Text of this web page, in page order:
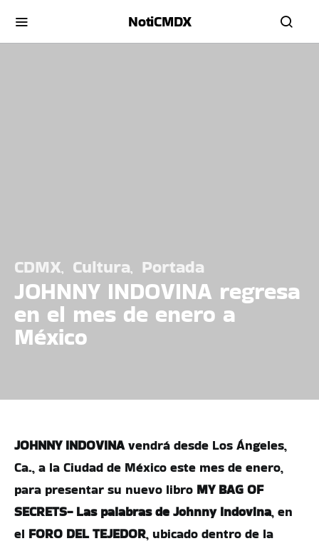
NotiCMDX
CDMX Cultura Portada
JOHNNY INDOVINA regresa
en el mes de enero a
México
JOHNNY INDOVINAvendrá desde Los Ángeles,
Ca., a la Ciudad de México este mes de enero,
para presentar su nuevo libro MY BAG OF
SECRETS- Las palabras de Johnny Indovina, en
el FORO DEL TEJEDOR, ubicado dentro de la